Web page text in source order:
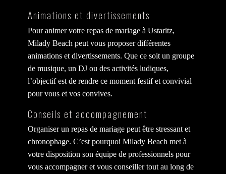
Animations et divertissements
Pour animer votre repas de mariage à Ustaritz,
Milady Beach peut vous proposer différentes
animations et divertissements. Que ce soit un groupe
de musique, un DJ ou des activités ludiques,
l’objectif est de rendre ce moment festif et convivial
pour vous et vos convives.
Conseils et accompagnement
Organiser un repas de mariage peut être stressant et
chronophage. C’est pourquoi Milady Beach met à
votre disposition son équipe de professionnels pour
vous accompagner et vous conseiller tout au long de